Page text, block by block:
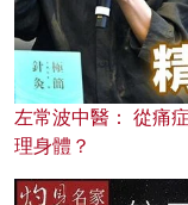
左常波中醫： 從痛
理身體？